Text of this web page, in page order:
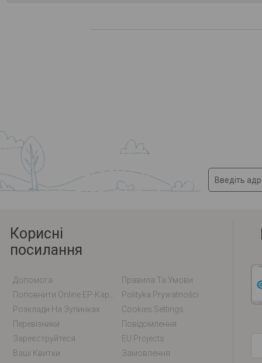
Корисні
посилання
Допомога
Правила Та Умови
Polityka Prywatności
Розклади На Зупинках
Cookies Settings
Перевізники
Повідомлення
Зареєструйтеся
EU Projects
Ваші Квитки
Замовлення